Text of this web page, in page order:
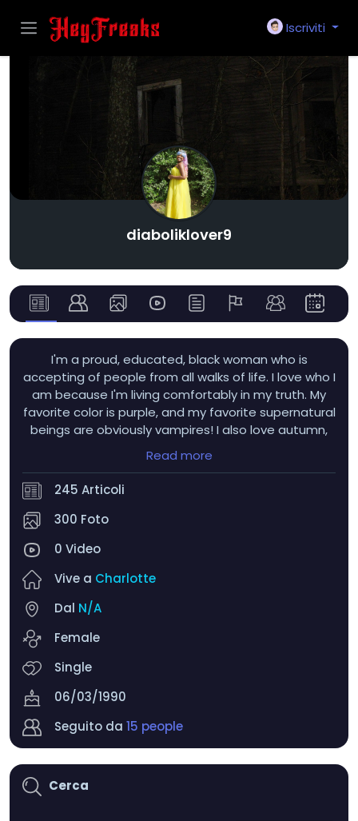
Iscriviti
diaboliklover9
I'm a proud, educated, black woman who is
accepting of people from all walks of life. I love who I
am because I'm living comfortably in my truth. My
favorite color is purple, and my favorite supernatural
beings are obviously vampires! I also love autumn,
hydrangeas, tulips, dahlias, nesting dolls, wind
chimes, and sunflowers! I get very flustered when
someone winks at me LMAO...and uhh...men with
Read more
245 Articoli
300 Foto
0 Video
Vive a Charlotte
Dal N/A
Female
Single
06/03/1990
Seguito da 15 people
Cerca